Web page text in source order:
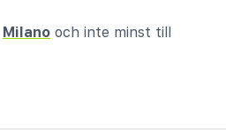
Milano och inte minst till